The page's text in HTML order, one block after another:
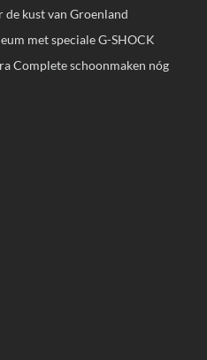
de kust van Groenland
met speciale G-SHOCK
Complete schoonmaken nóg